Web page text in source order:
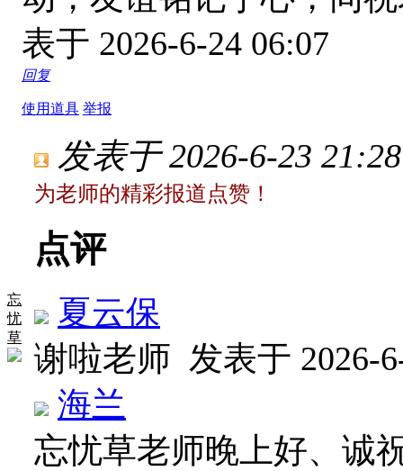
表于 2026-6-24 06:07
回复
使用道具 举报
忘
忧
草
发表于 2026-6-23
为老师的精彩报道点赞！
点评
夏云保
谢啦老师 发表于 2026-
海兰
忘忧草老师晚上好、诚